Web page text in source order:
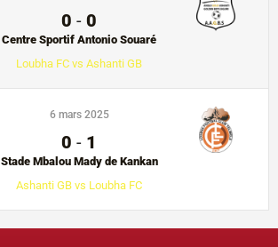
0 - 0
Centre Sportif Antonio Souaré
Loubha FC vs Ashanti GB
6 mars 2025
0 - 1
Stade Mbalou Mady de Kankan
Ashanti GB vs Loubha FC